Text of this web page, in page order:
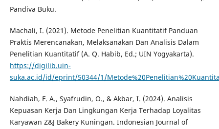
Pandiva Buku.
Machali, I. (2021). Metode Penelitian Kuantitatif Panduan
Praktis Merencanakan, Melaksanakan Dan Analisis Dalam
Penelitian Kuantitatif (A. Q. Habib, Ed.; UIN Yogyakarta).
https://digilib.uin-
suka.ac.id/id/eprint/50344/1/
Nahdiah, F. A., Syafrudin, O., & Akbar, I. (2024). Analisis
Kepuasan Kerja Dan Lingkungan Kerja Terhadap Loyalitas
Karyawan Z&J Bakery Kuningan. Indonesian Journal of